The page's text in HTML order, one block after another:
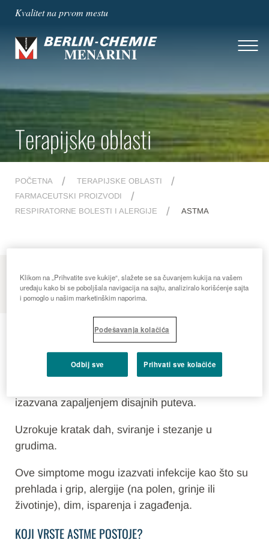
Kvalitet na prvom mestu
Terapijske oblasti
POČETNA
TERAPIJSKE OBLASTI
FARMACEUTSKI PROIZVODI
RESPIRATORNE BOLESTI I ALERGIJE
ASTMA
MENU
ŠTA JE ASTMA?
izazvana zapaljenjem disajnih puteva.
Uzrokuje kratak dah, sviranje i stezanje u
grudima.
Ove simptome mogu izazvati infekcije kao što su
prehlada i grip, alergije (na polen, grinje ili
životinje), dim, isparenja i zagađenja.
KOJI VRSTE ASTME POSTOJE?
Klikom na „Prihvatite sve kukije“, slažete se sa čuvanjem kukija na vašem
uređaju kako bi se poboljšala navigacija na sajtu, analiziralo korišćenje sajta
i pomoglo u našim marketinškim naporima.
Podešavanja kolačića
Odbij sve Prihvati sve kolačiće